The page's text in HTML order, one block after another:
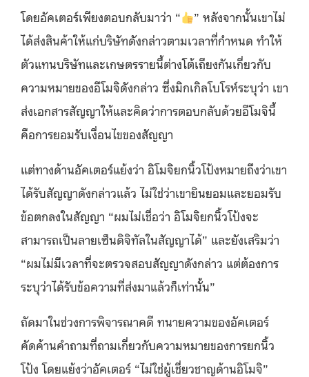
โดยอัคเตอร์เพียงตอบกลับมาว่า “
” หลังจากนั้นเขาไม่
ได้ส่งสินค้าให้แก่บริษัทดังกล่าวตามเวลาที่กำหนด ทำให้
ตัวแทนบริษัทและเกษตรรายนี้ต่างโต้เถียงกันเกี่ยวกับ
ความหมายของอีโมจิดังกล่าว ซึ่งมิกเกิลโบโรห์ระบุว่า เขา
ส่งเอกสารสัญญาให้และคิดว่าการตอบกลับด้วยอีโมจินี้
คือการยอมรับเงื่อนไขของสัญญา
แต่ทางด้านอัคเตอร์แย้งว่า อิโมจิยกนิ้วโป้งหมายถึงว่าเขา
ได้รับสัญญาดังกล่าวแล้ว ไม่ใช่ว่าเขายินยอมและยอมรับ
ข้อตกลงในสัญญา “ผมไม่เชื่อว่า อิโมจิยกนิ้วโป้งจะ
สามารถเป็นลายเซ็นดิจิทัลในสัญญาได้” และยังเสริมว่า
“ผมไม่มีเวลาที่จะตรวจสอบสัญญาดังกล่าว แต่ต้องการ
ระบุว่าได้รับข้อความที่ส่งมาแล้วก็เท่านั้น”
ถัดมาในช่วงการพิจารณาคดี ทนายความของอัคเตอร์
คัดค้านคำถามที่ถามเกี่ยวกับความหมายของการยกนิ้ว
โป้ง โดยแย้งว่าอัคเตอร์ “ไม่ใช่ผู้เชี่ยวชาญด้านอิโมจิ”